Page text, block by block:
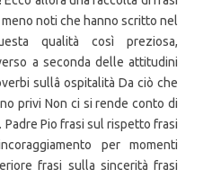
noti che hanno scritto nel
qualità così preziosa,
a seconda delle attitudini
sullâ ospitalità Da ciò che
privi Non ci si rende conto di
Pio frasi sul rispetto frasi
per momenti
frasi sulla sincerità frasi